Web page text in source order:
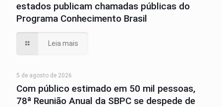
estados publicam chamadas públicas do
Programa Conhecimento Brasil
Leia mais
5 de agosto de 2026
Com público estimado em 50 mil pessoas,
78ª Reunião Anual da SBPC se despede de